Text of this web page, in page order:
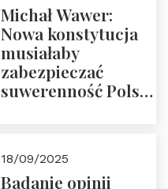
Michał Wawer:
Nowa konstytucja
musiałaby
zabezpieczać
suwerenność Polski
18/09/2025
Badanie opinii